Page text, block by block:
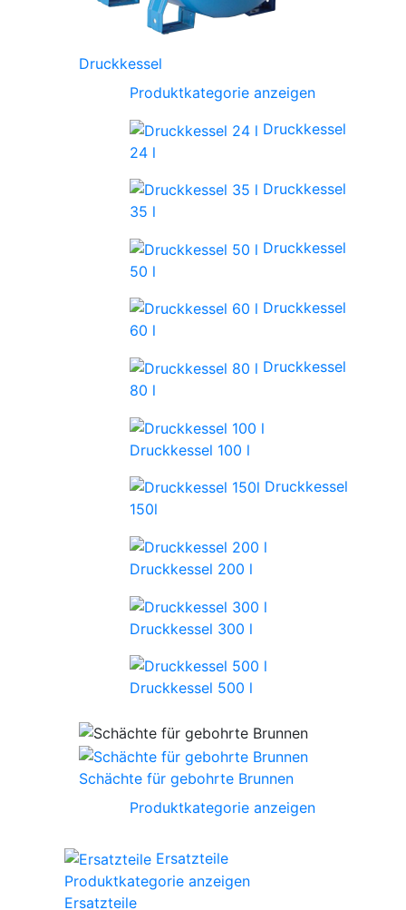
Druckkessel
Produktkategorie anzeigen
Druckkessel
24 l
Druckkessel
35 l
Druckkessel
50 l
Druckkessel
60 l
Druckkessel
80 l
Druckkessel 100 l
Druckkessel
150l
Druckkessel 200 l
Druckkessel 300 l
Druckkessel 500 l
Schächte für gebohrte Brunnen
Produktkategorie anzeigen
Ersatzteile
Produktkategorie anzeigen
Ersatzteile